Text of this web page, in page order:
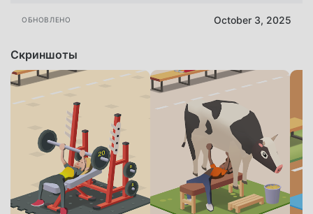
ОБНОВЛЕНО October 3, 2025
Скриншоты